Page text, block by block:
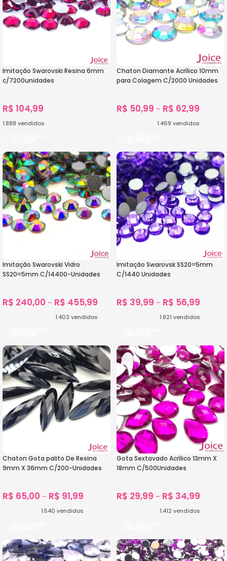
Imitação Swarovski Resina 6mm
c/7200unidades
R$ 104,99
1.888 vendidos
Chaton Diamante Acrílico 10mm
para Colagem C/2000 Unidades
R$ 50,99 – R$ 62,99
1.469 vendidos
Imitação Swarovski Vidro
SS20=5mm C/14400-Unidades
R$ 240,00 – R$ 455,99
1.403 vendidos
Imitação Swarovsk SS20=5mm
C/1440 Unidades
R$ 39,99 – R$ 56,99
1.821 vendidos
Chaton Gota palito De Resina
9mm X 36mm C/200-Unidades
R$ 65,00 – R$ 91,99
1.540 vendidos
Gota Sextavado Acrílico 13mm X
18mm C/500Unidades
R$ 29,99 – R$ 34,99
1.412 vendidos